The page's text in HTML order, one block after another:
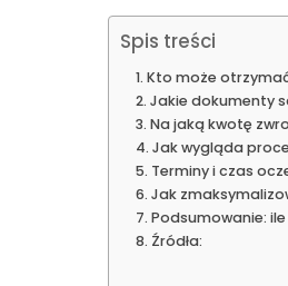
Spis treści
Kto może
Jakie dokumenty
Na jaką kwotę
Jak wygląda
Terminy i czas
Jak
Podsumowanie:
Źródła: